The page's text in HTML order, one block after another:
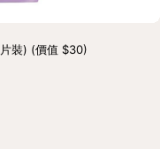
裝) (價值 $30)